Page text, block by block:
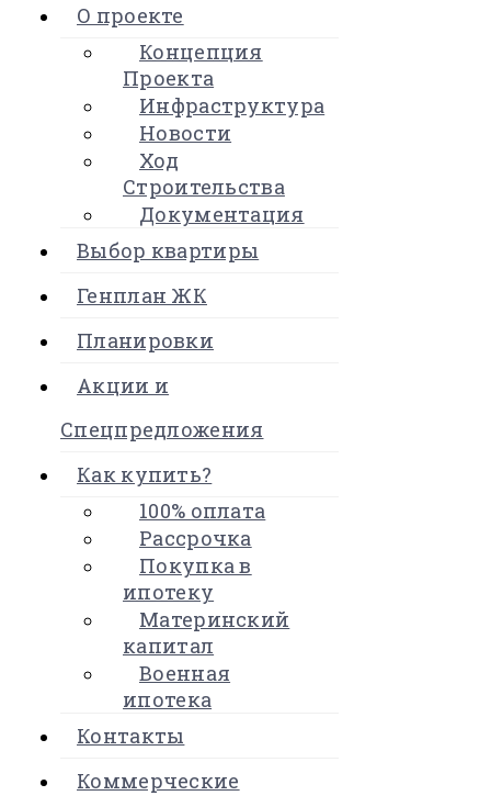
О проекте
Концепция
Проекта
Инфраструктура
Новости
Ход
Строительства
Документация
Выбор квартиры
Генплан ЖК
Планировки
Акции и
Спецпредложения
Как купить?
100% оплата
Рассрочка
Покупка в
ипотеку
Материнский
капитал
Военная
ипотека
Контакты
Коммерческие